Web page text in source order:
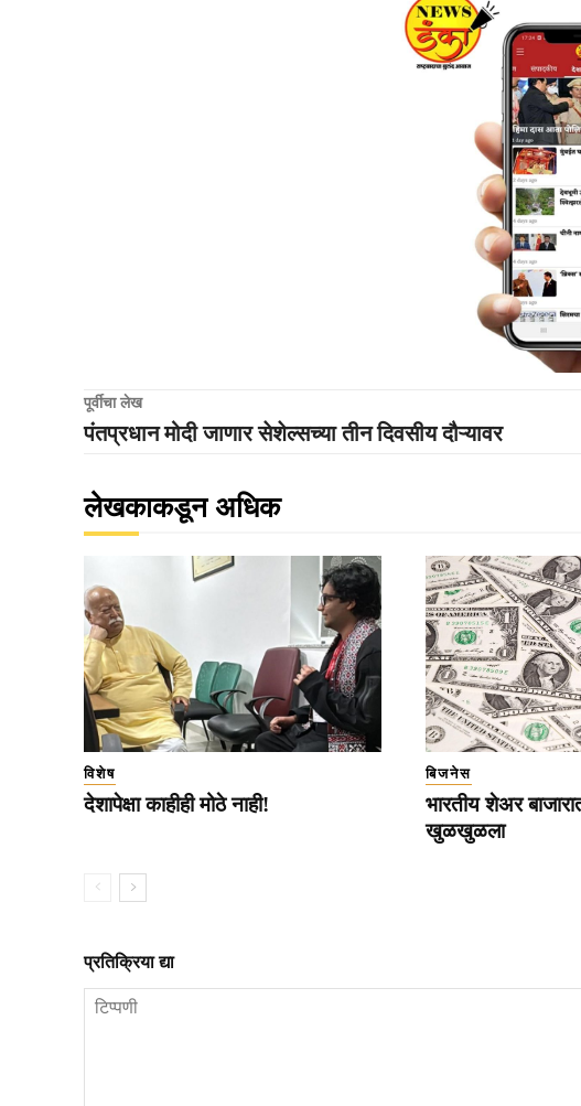
पूर्वीचा लेख
पंतप्रधान मोदी जाणार सेशेल्सच्या तीन दिवसीय दौऱ्यावर
लेखकाकडून अधिक
विशेष
देशापेक्षा काहीही मोठे नाही!
बिजनेस
भारतीय शेअर
खुळखुळला
प्रतिक्रिया द्या